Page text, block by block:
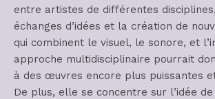
entre artistes de différentes
échanges d’idées et la création de
qui combinent le visuel, le sonore, et
approche multidisciplinaire pourrait
à des œuvres encore plus puissantes
De plus, elle se concentre sur l’idée